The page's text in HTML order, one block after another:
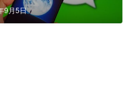
9月5日